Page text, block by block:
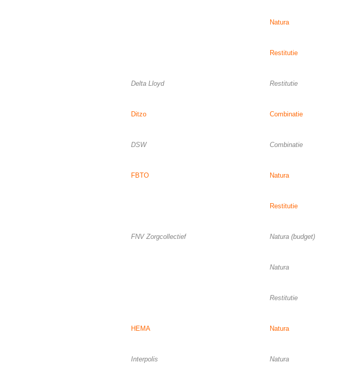
Natura
Restitutie
Delta Lloyd Restitutie
Ditzo Combinatie
DSW Combinatie
FBTO Natura
Restitutie
FNV Zorgcollectief Natura (budget)
Natura
Restitutie
HEMA Natura
Interpolis Natura